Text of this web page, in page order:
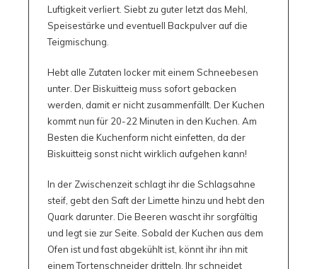
Luftigkeit verliert. Siebt zu guter letzt das Mehl,
Speisestärke und eventuell Backpulver auf die
Teigmischung.
Hebt alle Zutaten locker mit einem Schneebesen
unter. Der Biskuitteig muss sofort gebacken
werden, damit er nicht zusammenfällt. Der Kuchen
kommt nun für 20-22 Minuten in den Kuchen. Am
Besten die Kuchenform nicht einfetten, da der
Biskuitteig sonst nicht wirklich aufgehen kann!
In der Zwischenzeit schlagt ihr die Schlagsahne
steif, gebt den Saft der Limette hinzu und hebt den
Quark darunter. Die Beeren wascht ihr sorgfältig
und legt sie zur Seite. Sobald der Kuchen aus dem
Ofen ist und fast abgekühlt ist, könnt ihr ihn mit
einem Tortenschneider dritteln. Ihr schneidet